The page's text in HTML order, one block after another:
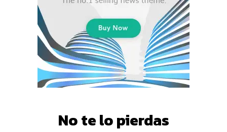
No te lo pierdas